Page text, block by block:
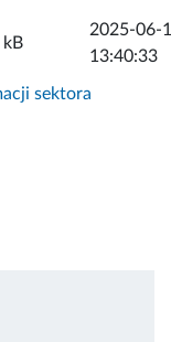
kB
2025-06-
13:40:33
sektora